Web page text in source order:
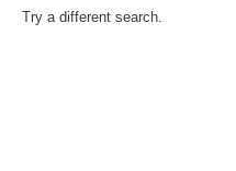
Try a different search.